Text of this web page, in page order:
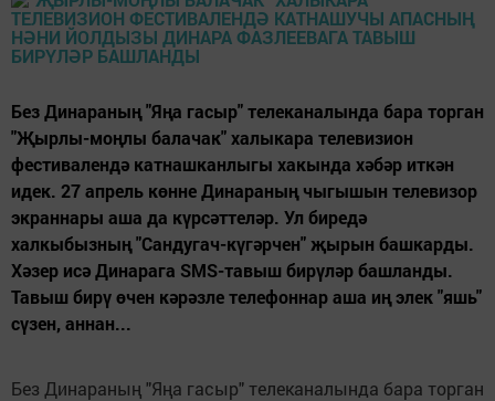
Без Динараның "Яңа гасыр" телеканалында бара торган
"Җырлы-моңлы балачак" халыкара телевизион
фестивалендә катнашканлыгы хакында хәбәр иткән
идек. 27 апрель көнне Динараның чыгышын телевизор
экраннары аша да күрсәттеләр. Ул биредә
халкыбызның "Сандугач-күгәрчен" җырын башкарды.
Хәзер исә Динарага SMS-тавыш бирүләр башланды.
Тавыш бирү өчен кәрәзле телефоннар аша иң элек "яшь"
сүзен, аннан...
Без Динараның "Яңа гасыр" телеканалында бара торган